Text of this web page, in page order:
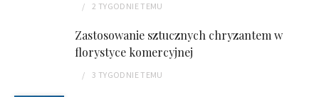
2 TYGODNIETEMU
Zastosowanie sztucznych chryzantem w
florystyce komercyjnej
3 TYGODNIETEMU